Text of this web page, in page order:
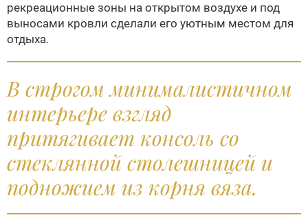
рекреационные зоны на открытом воздухе и под
выносами кровли сделали его уютным местом для
отдыха.
В строгом минималистичном
интерьере взгляд
притягивает консоль со
стеклянной столешницей и
подножием из корня вяза.